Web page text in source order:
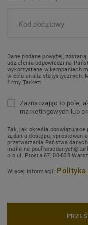
Dane podane powyżej,
udzielenia odpowiedzi na
wykorzystane w kampaniach
w celu analiz statystycznych.
firmy Tarkett
Zaznaczając to pole,
marketingowych lub
Tak, jak określa obowiązujące
żądania dostępu,
przetwarzania Państwa
maila na
o.o.ul. Prosta 67, 00-838
Więcej informacji: Polityka